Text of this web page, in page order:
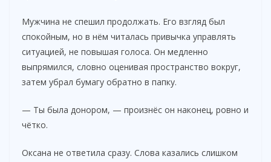
Мужчина не спешил продолжать. Его взгляд был
спокойным, но в нём читалась привычка управлять
ситуацией, не повышая голоса. Он медленно
выпрямился, словно оценивая пространство вокруг,
затем убрал бумагу обратно в папку.
— Ты была донором, — произнёс он наконец, ровно и
чётко.
Оксана не ответила сразу. Слова казались слишком